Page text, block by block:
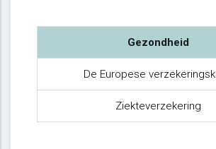
Gezondheid
De Europese
Ziekteverzekering